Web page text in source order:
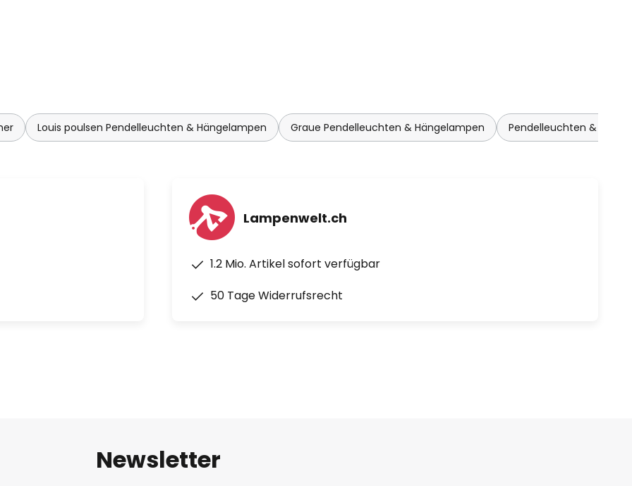
Louis poulsen Pendelleuchten & Hängelampen Graue Pendelleuchten & Hängelampen Pendelleuchten &
Lampenwelt.ch
1.2 Mio. Artikel sofort verfügbar
50 Tage Widerrufsrecht
Newsletter